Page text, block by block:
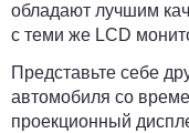
обладают лучшим
с теми же LCD
Представьте себе
автомобиля со
проекционный